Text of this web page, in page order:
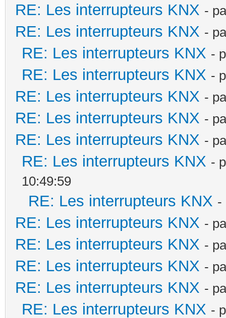
RE: Les interrupteurs KNX -
RE: Les interrupteurs KNX -
RE: Les interrupteurs KNX -
RE: Les interrupteurs KNX -
RE: Les interrupteurs KNX -
RE: Les interrupteurs KNX -
RE: Les interrupteurs KNX -
RE: Les interrupteurs KNX -
10:49:59
RE: Les interrupteurs KNX -
RE: Les interrupteurs KNX -
RE: Les interrupteurs KNX -
RE: Les interrupteurs KNX -
RE: Les interrupteurs KNX -
RE: Les interrupteurs KNX -